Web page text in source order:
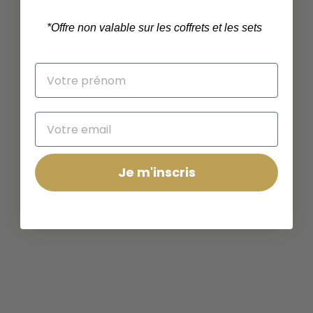
*Offre non valable sur les coffrets et les sets
Je m'inscris